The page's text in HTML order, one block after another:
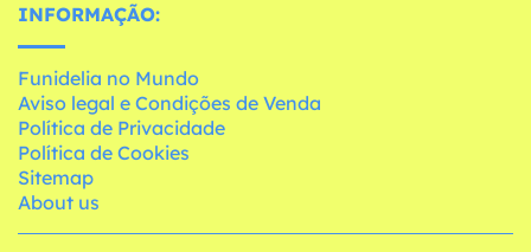
INFORMAÇÃO:
Funidelia no Mundo
Aviso legal e Condições de Venda
Política de Privacidade
Política de Cookies
Sitemap
About us